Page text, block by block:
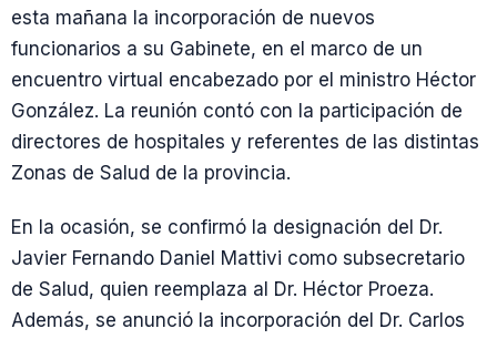
esta mañana la incorporación de nuevos
funcionarios a su Gabinete, en el marco de un
encuentro virtual encabezado por el ministro Héctor
González. La reunión contó con la participación de
directores de hospitales y referentes de las distintas
Zonas de Salud de la provincia.
En la ocasión, se confirmó la designación del Dr.
Javier Fernando Daniel Mattivi como subsecretario
de Salud, quien reemplaza al Dr. Héctor Proeza.
Además, se anunció la incorporación del Dr. Carlos